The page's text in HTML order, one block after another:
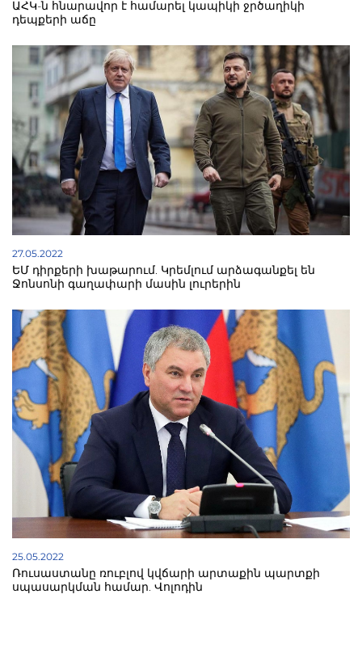
ԱՀԿ-ն հնարավոր է համարել կապիկի ջրծաղիկի
դեպքերի աճը
27.05.2022
ԵՄ դիրքերի խաթարում. Կրեմլում արձագանքել են
Ջոնսոնի գաղափարի մասին լուրերին
25.05.2022
Ռուսաստանը ռուբլով կվճարի արտաքին պարտքի
սպասարկման համար. Վոլոդին